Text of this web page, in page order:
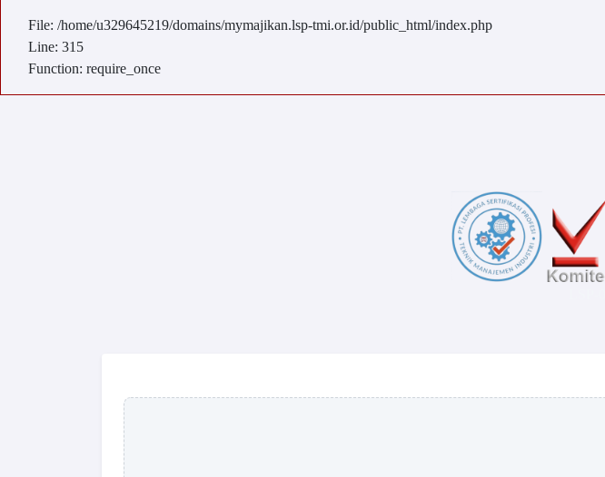
File: /home/u329645219/domains/mymajikan.lsp-tmi.or.id/public_html/index.php
Line: 315
Function: require_once